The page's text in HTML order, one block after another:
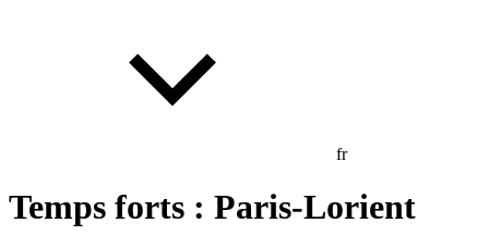
fr
Temps forts : Paris-Lorient